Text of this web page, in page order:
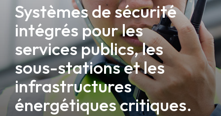
Systèmes de sécurité
intégrés pour les
services publics, les
sous-stations et les
infrastructures
énergétiques critiques.